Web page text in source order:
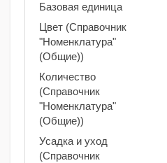
Базовая единица
Цвет (Справочник
"Номенклатура"
(Общие))
Количество
(Справочник
"Номенклатура"
(Общие))
Усадка и уход
(Справочник